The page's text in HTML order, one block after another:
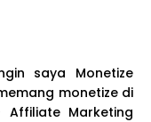
saya Monetize
monetize di
Marketing